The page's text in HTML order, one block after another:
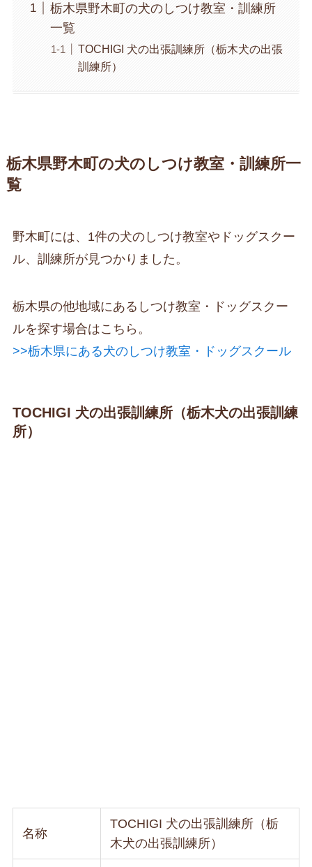
栃木県野木町の犬のしつけ教室・訓練所
一覧
TOCHIGI 犬の出張訓練所（栃木犬の出張
訓練所）
栃木県野木町の犬のしつけ教室・訓練所一
覧
野木町には、1件の犬のしつけ教室やドッグスクー
ル、訓練所が見つかりました。
栃木県の他地域にあるしつけ教室・ドッグスクー
ルを探す場合はこちら。
>>栃木県にある犬のしつけ教室・ドッグスクール
TOCHIGI 犬の出張訓練所（栃木犬の出張訓練
所）
名称
TOCHIGI 犬の出張訓練所（栃
木犬の出張訓練所）